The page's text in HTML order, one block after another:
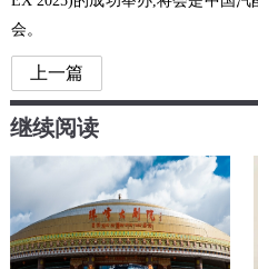
会。
上一篇
继续阅读